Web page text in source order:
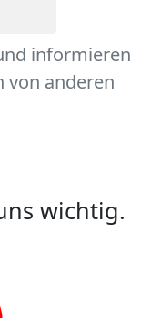
informieren
von anderen
wichtig.